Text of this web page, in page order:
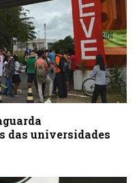
das universidades